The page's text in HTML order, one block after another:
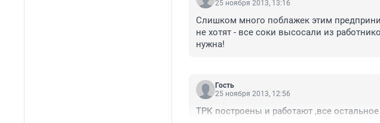
25 ноября 2013, 13:16
Слишком много поблажек этим
не хотят - все соки высосали из
нужна!
Гость
25 ноября 2013, 12:56
ТРК построены и работают ,все